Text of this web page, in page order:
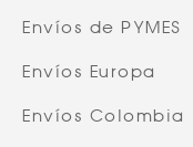
Envíos de PYMES
Envíos Europa
Envíos Colombia